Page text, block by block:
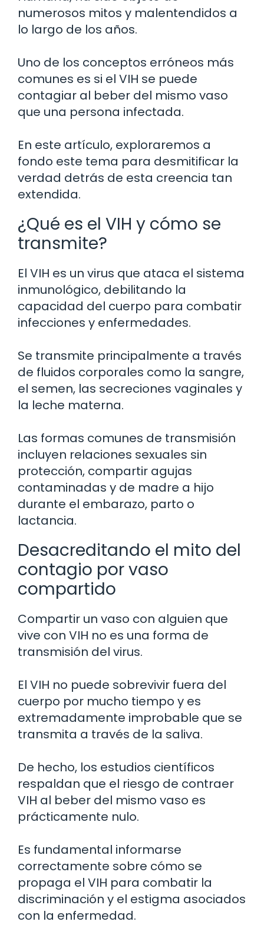
numerosos mitos y malentendidos a
lo largo de los años.
Uno de los conceptos erróneos más
comunes es si el VIH se puede
contagiar al beber del mismo vaso
que una persona infectada.
En este artículo, exploraremos a
fondo este tema para desmitificar la
verdad detrás de esta creencia tan
extendida.
¿Qué es el VIH y cómo se
transmite?
El VIH es un virus que ataca el sistema
inmunológico, debilitando la
capacidad del cuerpo para combatir
infecciones y enfermedades.
Se transmite principalmente a través
de fluidos corporales como la sangre,
el semen, las secreciones vaginales y
la leche materna.
Las formas comunes de transmisión
incluyen relaciones sexuales sin
protección, compartir agujas
contaminadas y de madre a hijo
durante el embarazo, parto o
lactancia.
Desacreditando el mito del
contagio por vaso
compartido
Compartir un vaso con alguien que
vive con VIH no es una forma de
transmisión del virus.
El VIH no puede sobrevivir fuera del
cuerpo por mucho tiempo y es
extremadamente improbable que se
transmita a través de la saliva.
De hecho, los estudios científicos
respaldan que el riesgo de contraer
VIH al beber del mismo vaso es
prácticamente nulo.
Es fundamental informarse
correctamente sobre cómo se
propaga el VIH para combatir la
discriminación y el estigma asociados
con la enfermedad.